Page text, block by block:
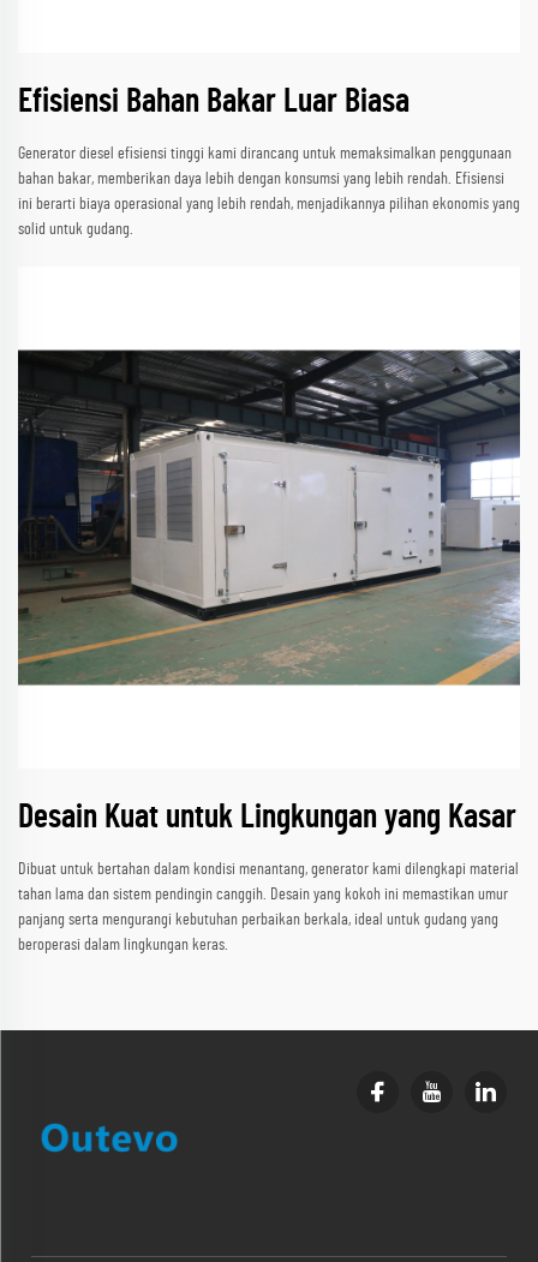
Efisiensi Bahan Bakar Luar Biasa
Generator diesel efisiensi tinggi kami dirancang untuk memaksimalkan penggunaan
bahan bakar, memberikan daya lebih dengan konsumsi yang lebih rendah. Efisiensi
ini berarti biaya operasional yang lebih rendah, menjadikannya pilihan ekonomis yang
solid untuk gudang.
Desain Kuat untuk Lingkungan yang Kasar
Dibuat untuk bertahan dalam kondisi menantang, generator kami dilengkapi material
tahan lama dan sistem pendingin canggih. Desain yang kokoh ini memastikan umur
panjang serta mengurangi kebutuhan perbaikan berkala, ideal untuk gudang yang
beroperasi dalam lingkungan keras.